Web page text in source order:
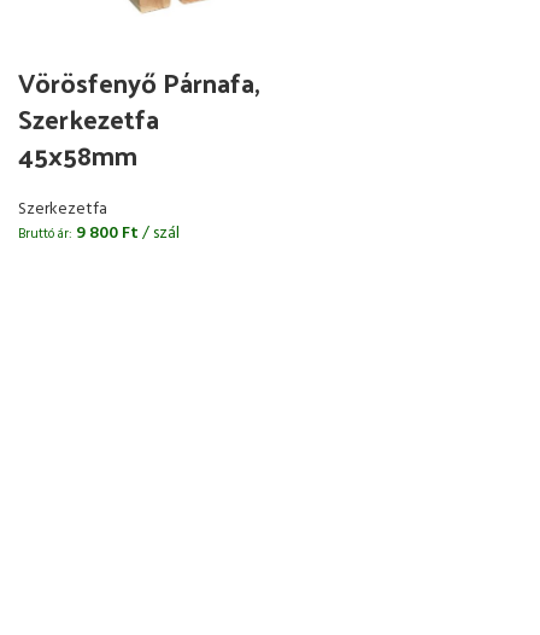
Vörösfenyő Párnafa,
Szerkezetfa
45x58mm
Szerkezetfa
Bruttó ár: 9 800Ft/ szál